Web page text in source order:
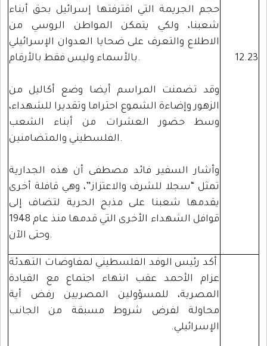
حجم الجريمة التي اقترفتها إسرائيل بحق أبناء
شعبنا، ولكي يتمكن المواطن الروسي من
الاطلاع والتعرف على ضحايا العدوان الإسرائيلي
بالأسماء وليس فقط بالأرقام.
وقد تضمنت المراسم أيضا وضع أكاليل من
الزهور وإضاءة الشموع احتراما وتقديرا للشهداء،
وسط حضور العشرات من أبناء الشعب
الفلسطيني والمتضامنين.
وأشار السفير فائد مصطفى أن هذه الجدارية
تمثل “سجلا للشرف والاعتزاز”، وهي قافلة أخرى
يقدمها شعبنا على مذبح الحرية لتضاف إلى
قوافل الشهداء الأخرى التي قدمها منذ عام 1948
وحتى الآن.
12.23
أكد رئيس الوفد الفلسطيني لمفاوضات التهدئة
عزام الأحمد عقب انتهاء اجتماع مع القيادة
المصرية، للمسؤولين المصريين رفض أية
محاولة لفرض شروط مسبقة من الجانب
الإسرائيلي.